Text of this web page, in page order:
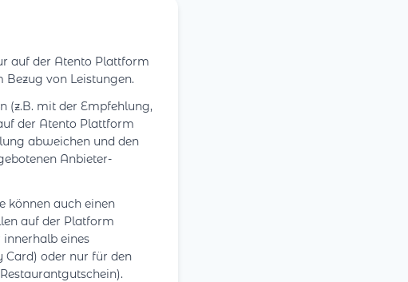
auf der Atento Plattform
Bezug von Leistungen.
(z.B. mit der Empfehlung,
der Atento Plattform
abweichen und den
Anbieter-
können auch einen
auf der Platform
eines
Card) oder nur für den